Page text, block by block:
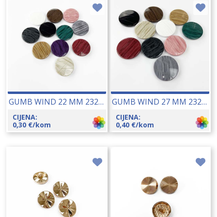
GUMB WIND 22 MM 23220
CIJENA:
0,30 €/kom
GUMB WIND 27 MM 23219
CIJENA:
0,40 €/kom